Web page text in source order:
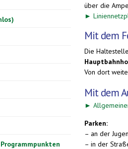
über die
►
Mit dem
Die
Von dort
Mit dem
►
Parken:
– an der
– in der